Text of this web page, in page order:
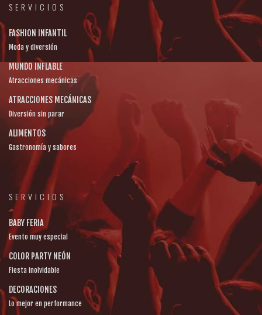
SERVICIOS
FASHION INFANTIL
Moda y diversión
MUNDO INFLABLE
Atracciones mecánicas
ATRACCIONES MECÁNICAS
Diversión sin parar
ALIMENTOS
Gastronomía y sabores
SERVICIOS
BABY FERIA
Evento muy especial
COLOR PARTY NEÓN
Fiesta inolvidable
DECORACIONES
Lo mejor en performance